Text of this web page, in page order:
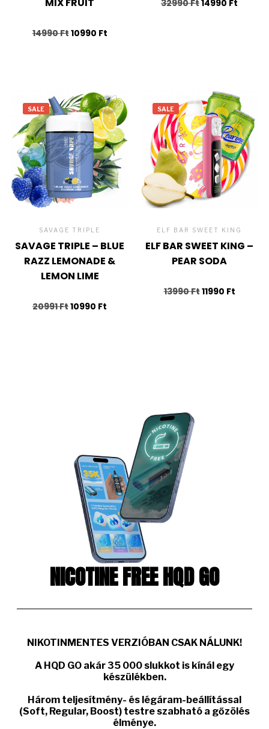
14990Ft10990 Ft
32990Ft14990 Ft
SALE
SAVAGE TRIPLE
SAVAGE TRIPLE – BLUE
RAZZ LEMONADE &
LEMON LIME
20991Ft10990 Ft
SALE
ELF BAR SWEET KING
ELF BAR SWEET KING –
PEAR SODA
13990Ft11990 Ft
NICOTINE FREE HQD GO
NIKOTINMENTES VERZIÓBAN CSAK NÁLUNK!
A HQD GO akár35 000 slukkot is kínál egy
készülékben.
Három teljesítmény- és légáram-beállítással
(Soft, Regular, Boost) testre szabható a gőzölés
élménye.